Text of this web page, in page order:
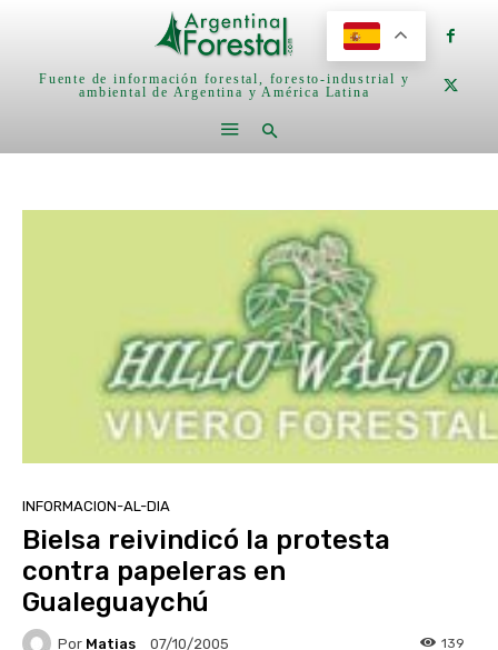
Fuente de información forestal, foresto-industrial y
ambiental de Argentina y América Latina
INFORMACION-AL-DIA
Bielsa reivindicó la protesta
contra papeleras en
Gualeguaychú
Por Matias 07/10/2005 139